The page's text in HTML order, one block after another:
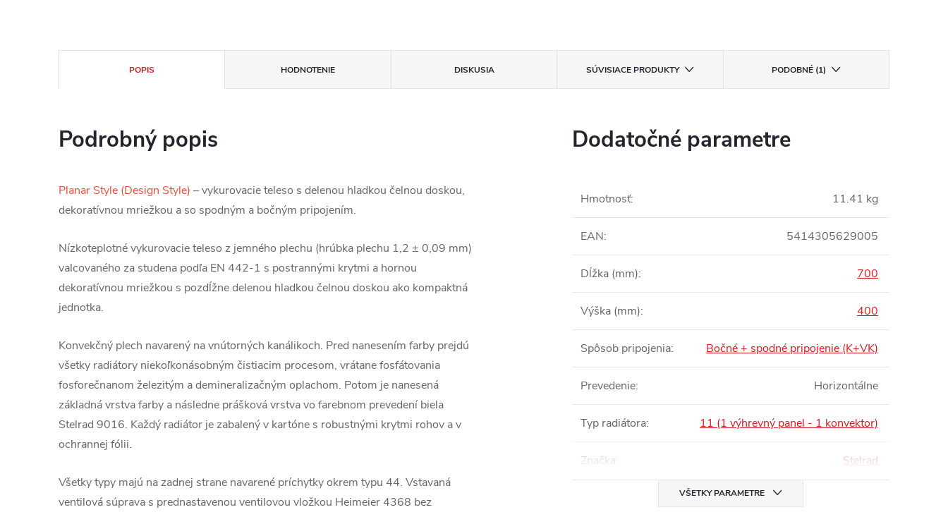
POPIS HODNOTENIE DISKUSIA SÚVISIACE PRODUKTY PODOBNÉ (1)
Podrobný popis
Planar Style (Design Style) – vykurovacie teleso s delenou hladkou čelnou doskou,
dekoratívnou mriežkou a so spodným a bočným pripojením.
Nízkoteplotné vykurovacie teleso z jemného plechu (hrúbka plechu 1,2 ± 0,09 mm)
valcovaného za studena podľa EN 442-1 s postrannými krytmi a hornou
dekoratívnou mriežkou s pozdĺžne delenou hladkou čelnou doskou ako kompaktná
jednotka.
Konvekčný plech navarený na vnútorných kanálikoch. Pred nanesením farby prejdú
všetky radiátory niekoľkonásobným čistiacim procesom, vrátane fosfátovania
fosforečnanom železitým a demineralizačným oplachom. Potom je nanesená
základná vrstva farby a následne prášková vrstva vo farebnom prevedení biela
Stelrad 9016. Každý radiátor je zabalený v kartóne s robustnými krytmi rohov a v
ochrannej fólii.
Všetky typy majú na zadnej strane navarené príchytky okrem typu 44. Vstavaná
ventilová súprava s prednastavenou ventilovou vložkou Heimeier 4368 bez
Dodatočné parametre
Hmotnosť: 11.41 kg
EAN: 5414305629005
Dĺžka (mm): 700
Výška (mm): 400
Spôsob pripojenia: Bočné + spodné pripojenie (K+VK)
Prevedenie: Horizontálne
Typ radiátora: 11 (1 výhrevný panel - 1 konvektor)
Značka: Stelrad
VŠETKY PARAMETRE